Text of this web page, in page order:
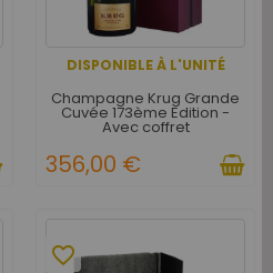
DISPONIBLE À L'UNITÉ
Champagne Krug Grande
Cuvée 173ème Edition -
Avec coffret
356,00 €
favorite_border